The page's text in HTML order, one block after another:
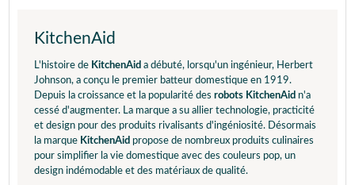
KitchenAid
L'histoire de KitchenAid a débuté, lorsqu'un ingénieur, Herbert
Johnson, a conçu le premier batteur domestique en 1919.
Depuis la croissance et la popularité des robots KitchenAid n'a
cessé d'augmenter. La marque a su allier technologie, practicité
et design pour des produits rivalisants d'ingéniosité. Désormais
la marque KitchenAid propose de nombreux produits culinaires
pour simplifier la vie domestique avec des couleurs pop, un
design indémodable et des matériaux de qualité.